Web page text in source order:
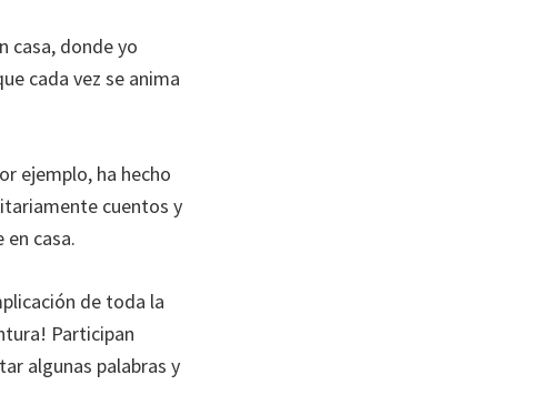
casa, donde yo
cada vez se anima
ejemplo, ha hecho
cuentos y
casa.
de toda la
Participan
algunas palabras y